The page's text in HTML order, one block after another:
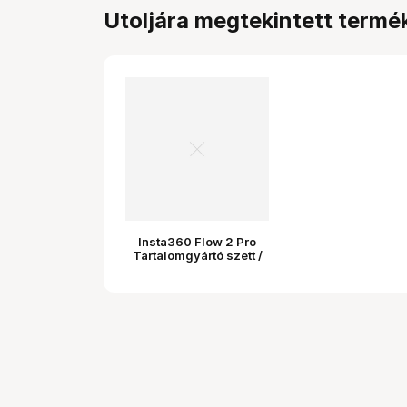
Utoljára megtekintett
Insta360 Flow 2 Pro
Tartalomgyártó szett /